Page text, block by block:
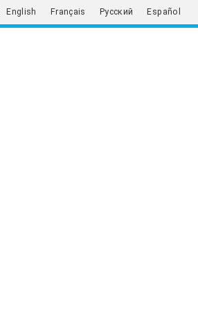
English Français Русский Español